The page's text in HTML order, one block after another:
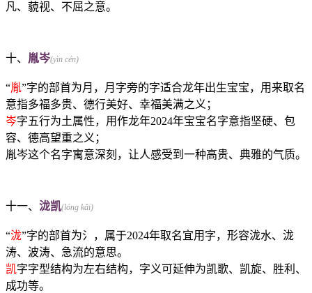
凡、藐视、不屈之意。
十、 胤岑(yìn cén)
“胤”字的部首为月，月字旁的字适合龙年出生宝宝，用来取名
意指多福多贵、德行美好、幸福美满之义；
岑字五行为土属性，用作龙年2024年宝宝名字意指坚硬、包
容、德高望重之义；
胤岑这个名字寓意深刻，让人感受到一种高贵、典雅的气质。
十一、 泷凯(lóng kǎi)
“泷”字的部首为氵，属于2024年取名宜用字，形容泷水、泷
涛、波涛、急流的意思。
凯字字型结构为左右结构，字义可延伸为凯歌、凯旋、胜利、
成功等。